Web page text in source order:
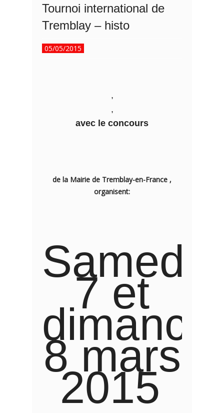
Tournoi international de
Tremblay – histo
05/05/2015
,
,
avec le concours
de la Mairie de Tremblay-en-France ,
organisent:
Samedi
7 et
8 mars
2015